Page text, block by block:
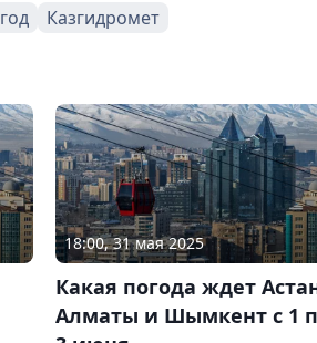
Казгидромет
18:00, 31 мая 2025
Какая погода ждет
Алматы и Шымкент с 1